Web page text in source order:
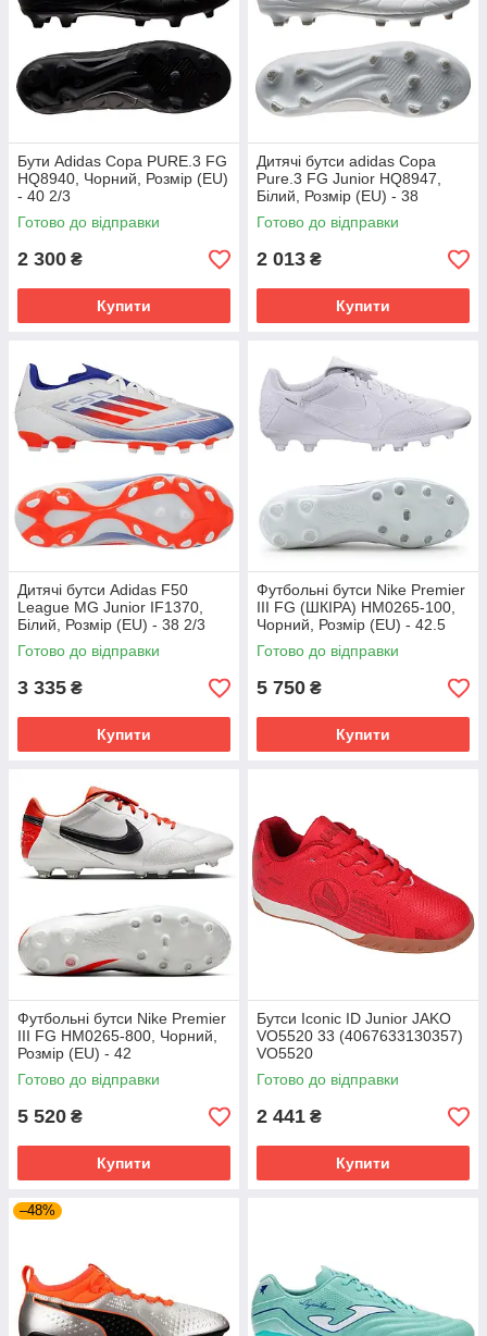
Бути Adidas Copa PURE.3 FG
HQ8940, Чорний, Розмір (EU)
- 40 2/3
Готово до відправки
2 300 ₴
Купити
Дитячі бутси adidas Copa
Pure.3 FG Junior HQ8947,
Білий, Розмір (EU) - 38
Готово до відправки
2 013 ₴
Купити
Дитячі бутси Adidas F50
League MG Junior IF1370,
Білий, Розмір (EU) - 38 2/3
Готово до відправки
3 335 ₴
Купити
Футбольні бутси Nike Premier
III FG (ШКІРА) HM0265-100,
Чорний, Розмір (EU) - 42.5
Готово до відправки
5 750 ₴
Купити
Футбольні бутси Nike Premier
III FG HM0265-800, Чорний,
Розмір (EU) - 42
Готово до відправки
5 520 ₴
Купити
Бутси Iconic ID Junior JAKO
VO5520 33 (4067633130357)
VO5520
Готово до відправки
2 441 ₴
Купити
–48%